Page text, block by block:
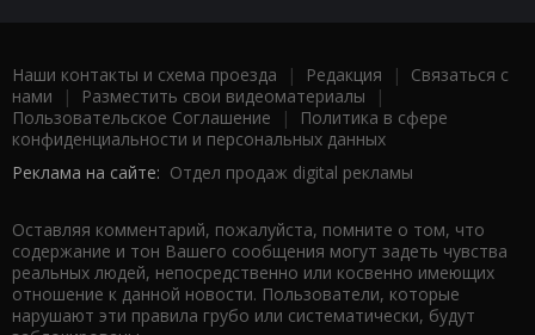
Наши контакты и схема проезда | Редакция | Связаться с
нами | Разместить свои видеоматериалы |
Пользовательское Соглашение |
Политика в сфере
конфиденциальности и персональных данных
Реклама на сайте: Отдел продаж digital рекламы
Оставляя комментарий, пожалуйста, помните о том, что
содержание и тон Вашего сообщения могут задеть чувства
реальных людей, непосредственно или косвенно имеющих
отношение к данной новости. Пользователи, которые
нарушают эти правила грубо или систематически, будут